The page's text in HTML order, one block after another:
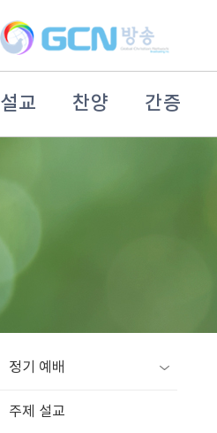
설교 찬양 간증
정기 예배
주제 설교